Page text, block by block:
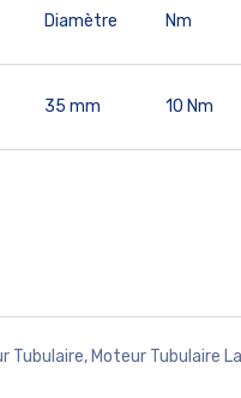
Diamètre Nm
35 mm 10 Nm
Tubulaire, Moteur Tubulaire